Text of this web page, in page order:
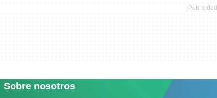
Sobre nosotros